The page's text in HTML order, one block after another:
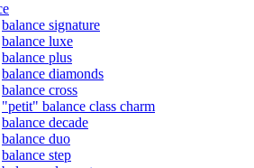
balance signature
balance luxe
balance plus
balance diamonds
balance cross
"petit" balance class charm
balance decade
balance duo
balance step